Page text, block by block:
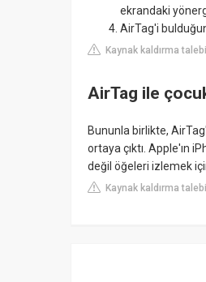
ekrandaki
AirTag'i
Kaynak kaldırma talebi
AirTag ile
Bununla birlikte,
ortaya çıktı. Apple'ın
değil öğeleri izlemek
Kaynak kaldırma talebi